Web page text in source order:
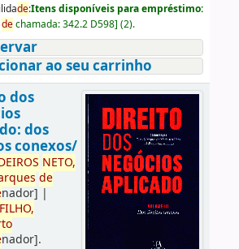
de:Itens disponíveis para empréstimo:
dechamada:342.2 D598] (2).
ao seu carrinho
dos
dos
conexos/
IROS NETO,
de
nador] |
FILHO,
nador].